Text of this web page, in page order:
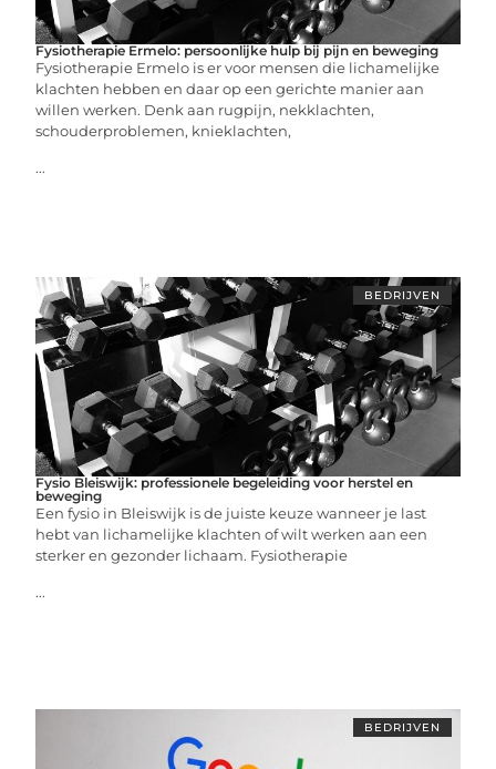
Fysiotherapie Ermelo: persoonlijke hulp bij pijn en beweging
Fysiotherapie Ermelo is er voor mensen die lichamelijke
klachten hebben en daar op een gerichte manier aan
willen werken. Denk aan rugpijn, nekklachten,
schouderproblemen, knieklachten,
...
BEDRIJVEN
Fysio Bleiswijk: professionele begeleiding voor herstel en
beweging
Een fysio in Bleiswijk is de juiste keuze wanneer je last
hebt van lichamelijke klachten of wilt werken aan een
sterker en gezonder lichaam. Fysiotherapie
...
BEDRIJVEN